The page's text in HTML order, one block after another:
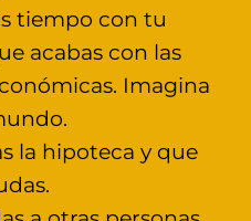
tiempo con tu
acabas con las
Imagina
la hipoteca y que